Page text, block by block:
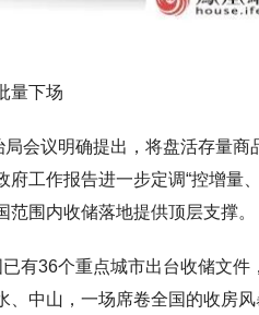
量下场
会议明确提出，将盘活存量
府工作报告进一步定调“控增量
范围内收储落地提供顶层支撑。
有36个重点城市出台收储文件，
、中山，一场席卷全国的收房风